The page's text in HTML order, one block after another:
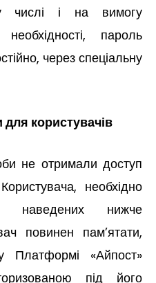
і на вимогу
пароль
через спеціальну
для користувачів
не отримали доступ
необхідно
наведених нижче
повинен пам’ятати,
Платформі «Айпост»
під його